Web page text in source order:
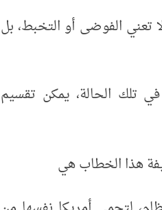
الفوضى أو التخبط، بل
تلك الحالة، يمكن تقسيم
هذا الخطاب هي